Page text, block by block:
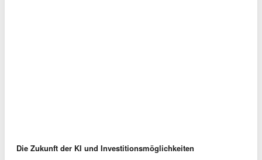
Die Zukunft der KI und Investitionsmöglichkeiten